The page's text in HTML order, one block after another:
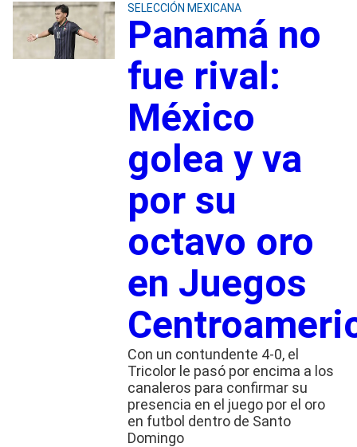
SELECCIÓN MEXICANA
Panamá no
fue rival:
México
golea y va
por su
octavo oro
en Juegos
Con un contundente 4-0, el
Tricolor le pasó por encima a los
canaleros para confirmar su
presencia en el juego por el oro
en futbol dentro de Santo
Domingo